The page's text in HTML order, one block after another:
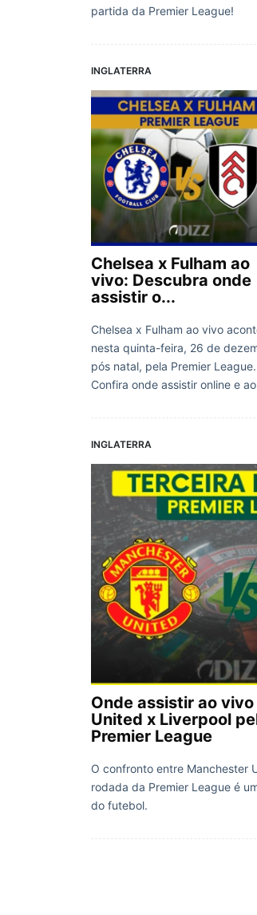
partida da Premier League!
INGLATERRA
Chelsea x Fulham ao
vivo: Descubra onde
assistir o...
Chelsea x Fulham ao vivo
nesta quinta-feira, 26 de
pós natal, pela Premier League.
Confira onde assistir online e
INGLATERRA
Onde assistir ao
United x Liverpool
Premier League
O confronto entre Manchester
rodada da Premier League é
do futebol.